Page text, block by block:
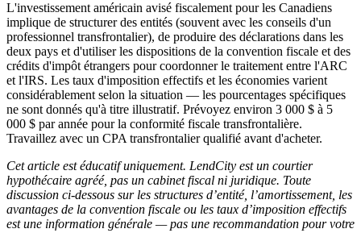
L'investissement américain avisé fiscalement pour les Canadiens
implique de structurer des entités (souvent avec les conseils d'un
professionnel transfrontalier), de produire des déclarations dans les
deux pays et d'utiliser les dispositions de la convention fiscale et des
crédits d'impôt étrangers pour coordonner le traitement entre l'ARC
et l'IRS. Les taux d'imposition effectifs et les économies varient
considérablement selon la situation — les pourcentages spécifiques
ne sont donnés qu'à titre illustratif. Prévoyez environ 3 000 $ à 5
000 $ par année pour la conformité fiscale transfrontalière.
Travaillez avec un CPA transfrontalier qualifié avant d'acheter.
Cet article est éducatif uniquement. LendCity est un courtier
hypothécaire agréé, pas un cabinet fiscal ni juridique. Toute
discussion ci-dessous sur les structures d’entité, l’amortissement, les
avantages de la convention fiscale ou les taux d’imposition effectifs
est une information générale — pas une recommandation pour votre